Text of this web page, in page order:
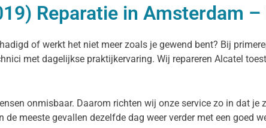
Reparatie in Amsterdam
of werkt het niet meer zoals je gewend bent? Bij
met dagelijkse praktijkervaring. Wij repareren Alcatel
onmisbaar. Daarom richten wij onze service zo in dat
de meeste gevallen dezelfde dag weer verder met een goed